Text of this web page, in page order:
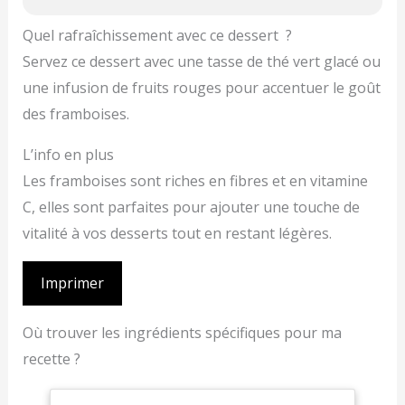
Quel rafraîchissement avec ce dessert ?
Servez ce dessert avec une tasse de thé vert glacé ou
une infusion de fruits rouges pour accentuer le goût
des framboises.
L’info en plus
Les framboises sont riches en fibres et en vitamine
C, elles sont parfaites pour ajouter une touche de
vitalité à vos desserts tout en restant légères.
Imprimer
Où trouver les ingrédients spécifiques pour ma
recette ?